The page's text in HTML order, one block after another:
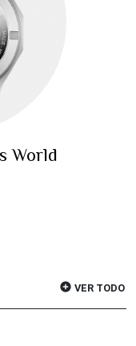
World
VER TODO